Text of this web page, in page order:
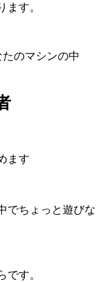
ます。
のマシンの中
ます
でちょっと遊びな
です。